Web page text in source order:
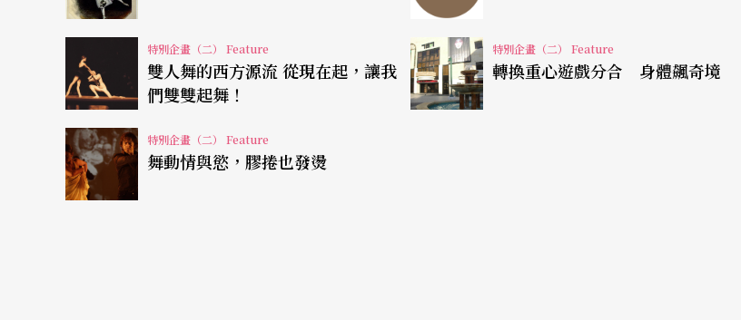
「明日之星舞蹈工作室」時，她是那個年代培養出來而躍上國際舞台的專業舞者，回到台灣發展
後，她舞而優則編，作品在流暢的肢體與空間交融中表現女性舞蹈家的細膩，近年更進一步發展
芭蕾與現代、東方與西方等不同身體觀點。看林向秀的舞蹈不能錯過細節，流暢的身體律動很容
易讓人忽略到細微部分，但是唯有著重在肢體語彙的細節、舞台視覺呈現的細節，才能夠真實地
體會出林向秀在現代形式中表露融合東方美學觀的細膩。
在國際舞壇發展的時間相差十年，加上瓊斯與李蒙迥然不同的編舞方式，林文中對舞蹈的體驗與
特別企畫（二） Feature
雙人舞的西方源流 從現在起，讓我
們雙雙起舞！
特別企畫（二） Feature
轉換重心遊戲分合 身體飆奇境
特別企畫（二） Feature
舞動情與慾，膠捲也發燙